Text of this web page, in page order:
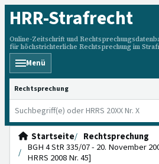
HRR-Strafrecht
Online-Zeitschrift und
für höchstrichterliche Rechtsprechung im
Menü
HRRS durchsuchen
Startseite
Rechtsprechung
BGH 4 StR 335/07 - 20. November
HRRS 2008 Nr. 45]